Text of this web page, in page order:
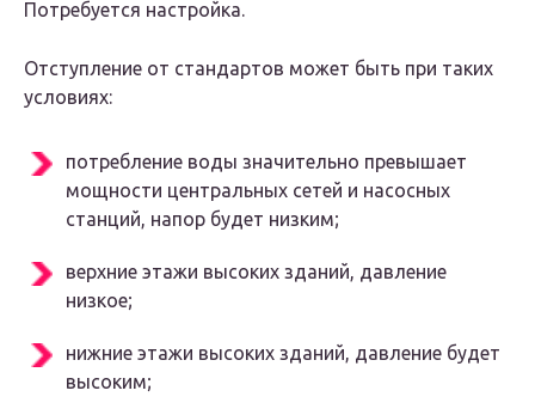
Потребуется настройка.
Отступление от стандартов может быть при таких
условиях:
потребление воды значительно превышает
мощности центральных сетей и насосных
станций, напор будет низким;
верхние этажи высоких зданий, давление
низкое;
нижние этажи высоких зданий, давление будет
высоким;